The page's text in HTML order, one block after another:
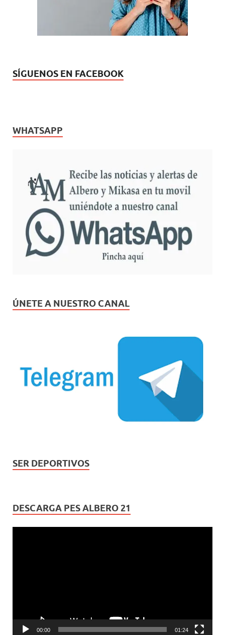
SÍGUENOS EN FACEBOOK
WHATSAPP
ÚNETE A NUESTRO CANAL
SER DEPORTIVOS
DESCARGA PES ALBERO 21
00:00 01:24